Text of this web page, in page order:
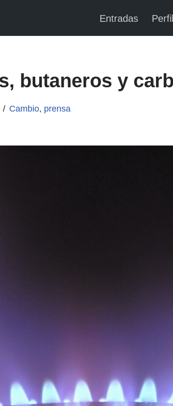
Entradas
butaneros y
Cambio, prensa